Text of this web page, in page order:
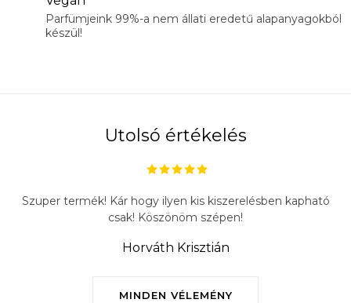
Parfümjeink 99%-a nem állati eredetű alapanyagokból
készül!
Utolsó értékelés
MINDEN VÉLEMÉNY
Szuper termék! Kár hogy ilyen kis kiszerelésben kapható
csak! Köszönöm szépen!
Horváth Krisztián